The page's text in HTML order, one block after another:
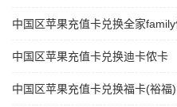
中国区苹果充值卡兑换全家
中国区苹果充值卡兑换迪卡侬卡
中国区苹果充值卡兑换福卡(裕福)